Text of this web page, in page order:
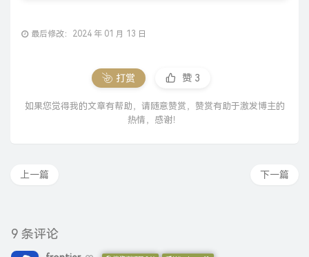
最后修改：2024 年 01 月 13 日
打赏 赞 3
如果您觉得我的文章有帮助，请随意赞赏，赞赏有助于激发博主的
热情，感谢！
下一篇
上一篇
9 条评论